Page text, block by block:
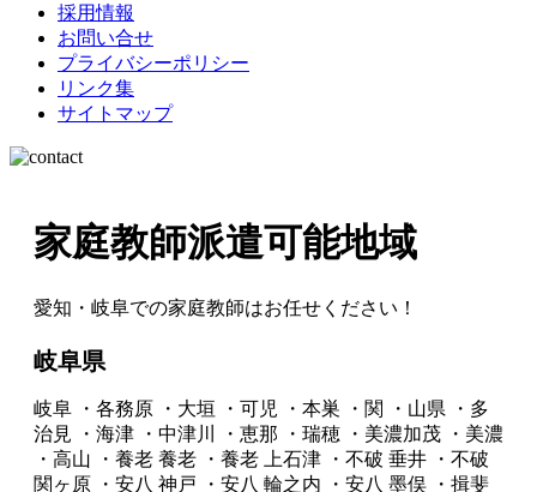
採用情報
お問い合せ
プライバシーポリシー
リンク集
サイトマップ
家庭教師派遣可能地域
愛知・岐阜での家庭教師はお任せください！
岐阜県
岐阜 ・各務原 ・大垣 ・可児 ・本巣 ・関 ・山県
・多
治見
・海津 ・中津川 ・恵那 ・瑞穂 ・美濃加茂
・美濃
・高山
・養老 養老 ・養老 上石津 ・不破 垂井
・不破
関ヶ原
・安八 神戸 ・安八 輪之内 ・安八 墨俣 ・揖斐